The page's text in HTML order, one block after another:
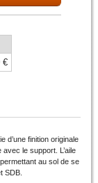
€
d’une finition originale
le support. L’aile
au sol de se
SDB.